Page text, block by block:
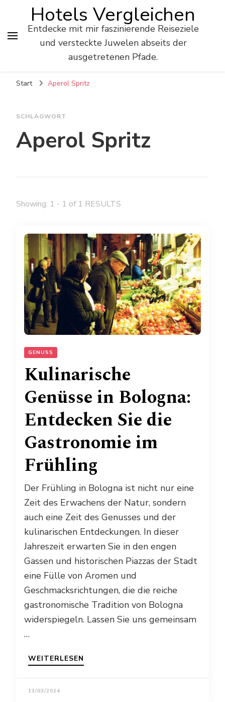
Hotels Vergleichen
Entdecke mit mir faszinierende Reiseziele
und versteckte Juwelen abseits der
ausgetretenen Pfade.
Start Aperol Spritz
SCHLAGWORT
Aperol Spritz
Showing: 1 - 1 of 1 RESULTS
GENUSS
Kulinarische
Genüsse in Bologna:
Entdecken Sie die
Gastronomie im
Frühling
Der Frühling in Bologna ist nicht nur eine
Zeit des Erwachens der Natur, sondern
auch eine Zeit des Genusses und der
kulinarischen Entdeckungen. In dieser
Jahreszeit erwarten Sie in den engen
Gassen und historischen Piazzas der Stadt
eine Fülle von Aromen und
Geschmacksrichtungen, die die reiche
gastronomische Tradition von Bologna
widerspiegeln. Lassen Sie uns gemeinsam
…
WEITERLESEN
13/03/2024